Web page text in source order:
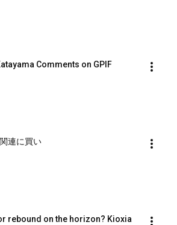
Comments on GPIF
連に買い
rebound on the horizon? Kioxia